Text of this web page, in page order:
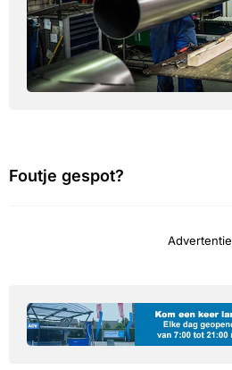
Foutje gespot?
Advertentie